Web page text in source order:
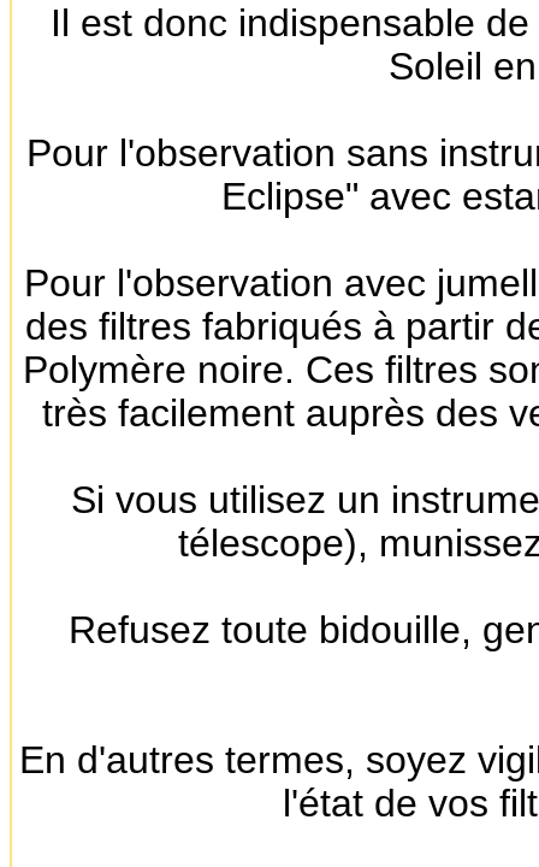
Il est donc indispensable
Soleil
Pour l'observation sans
Eclipse" avec
Pour l'observation avec
des filtres fabriqués à partir
Polymère noire. Ces filtres
très facilement auprès des
Si vous utilisez un
télescope),
Refusez toute bidouille,
En d'autres termes, soyez
l'état de vos